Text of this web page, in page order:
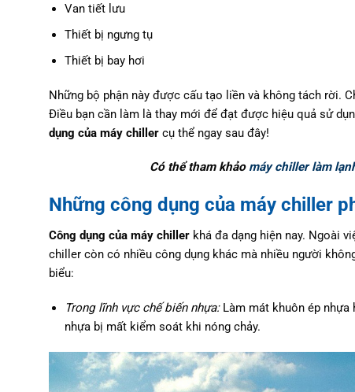
Van tiết lưu
Thiết bị ngưng tụ
Thiết bị bay hơi
Những bộ phận này được cấu tạo liền và không tách rời.
Điều bạn cần làm là thay mới để đạt được hiệu quả sử
dụng của máy chiller cụ thể ngay sau đây!
Có thể tham khảo máy chiller làm
Những công dụng của máy chiller
Công dụng của máy chiller khá đa dạng hiện nay. Ngoài
chiller còn có nhiều công dụng khác mà nhiều người
biểu:
Trong lĩnh vực chế biến nhựa:Làm mát khuôn ép nhựa
nhựa bị mất kiểm soát khi nóng chảy.